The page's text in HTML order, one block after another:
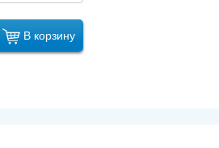
В корзину